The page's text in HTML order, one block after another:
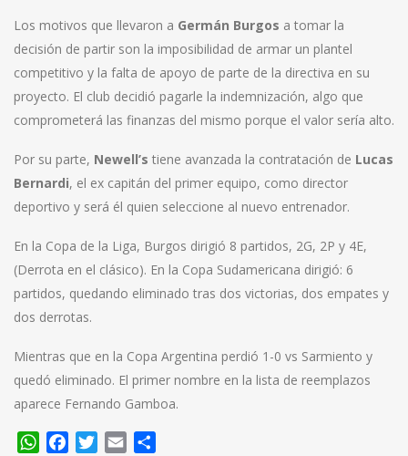
Los motivos que llevaron a Germán Burgos a tomar la
decisión de partir son la imposibilidad de armar un plantel
competitivo y la falta de apoyo de parte de la directiva en su
proyecto. El club decidió pagarle la indemnización, algo que
comprometerá las finanzas del mismo porque el valor sería alto.
Por su parte, Newell’s tiene avanzada la contratación de Lucas
Bernardi, el ex capitán del primer equipo, como director
deportivo y será él quien seleccione al nuevo entrenador.
En la Copa de la Liga, Burgos dirigió 8 partidos, 2G, 2P y 4E,
(Derrota en el clásico). En la Copa Sudamericana dirigió: 6
partidos, quedando eliminado tras dos victorias, dos empates y
dos derrotas.
Mientras que en la Copa Argentina perdió 1-0 vs Sarmiento y
quedó eliminado. El primer nombre en la lista de reemplazos
aparece Fernando Gamboa.
WhatsApp
FacebookTwitter
Email